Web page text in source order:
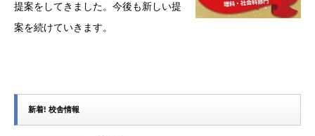
提案をしてきました。今後も新しい提
案を続けていきます。
新着! 校舎情報